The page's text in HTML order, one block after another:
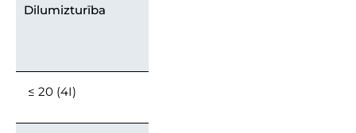
Dilumizturība
≤ 20 (4I)